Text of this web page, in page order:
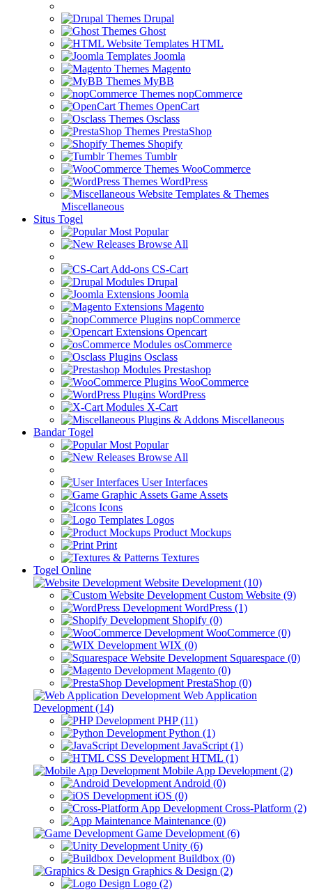
Drupal
Ghost
HTML
Joomla
Magento
MyBB
nopCommerce
OpenCart
Osclass
PrestaShop
Shopify
Tumblr
WooCommerce
WordPress
Miscellaneous
Situs Togel
Most Popular
Browse All
CS-Cart
Drupal
Joomla
Magento
nopCommerce
Opencart
osCommerce
Osclass
Prestashop
WooCommerce
WordPress
X-Cart
Miscellaneous
Bandar Togel
Most Popular
Browse All
User Interfaces
Game Assets
Icons
Logos
Product Mockups
Print
Textures
Togel Online
Website Development (10)
Custom Website (9)
WordPress (1)
Shopify (0)
WooCommerce (0)
WIX (0)
Squarespace (0)
Magento (0)
PrestaShop (0)
Web Application
Development (14)
PHP (11)
Python (1)
JavaScript (1)
HTML (1)
Mobile App Development (2)
Android (0)
iOS (0)
Cross-Platform (2)
Maintenance (0)
Game Development (6)
Unity (6)
Buildbox (0)
Graphics & Design (2)
Logo (2)